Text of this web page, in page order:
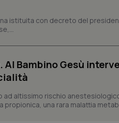
istituita con decreto del
Bambino Gesù
altissimo rischio
una rara malattia
4
settimane
2 giorni
Questo cookie è impostato
abilitare il sistema di tracking
4
Questo cookie è impostato
1 anno 1
mese
utilizzato da Google. Questo
per distinguere utenti unici
generato in modo casuale come